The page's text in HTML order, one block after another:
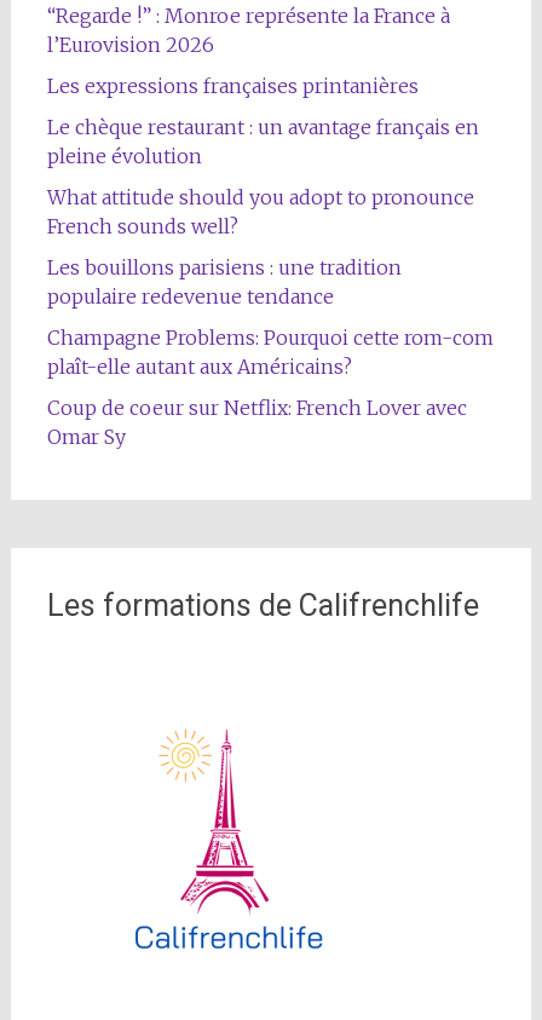
“Regarde !” : Monroe représente la France à
l’Eurovision 2026
Les expressions françaises printanières
Le chèque restaurant : un avantage français en
pleine évolution
What attitude should you adopt to pronounce
French sounds well?
Les bouillons parisiens : une tradition
populaire redevenue tendance
Champagne Problems: Pourquoi cette rom-com
plaît-elle autant aux Américains?
Coup de coeur sur Netflix: French Lover avec
Omar Sy
Les formations de Califrenchlife